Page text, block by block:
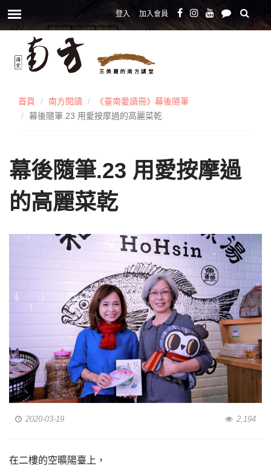
登入 加入會員
首頁 南方閱讀
《臺南愛讀冊》幕後隨筆
幕後隨筆.23 用愛按摩過的高麗菜乾
幕後隨筆.23 用愛按摩過
的高麗菜乾
2020-03-19 2,194
在二樓的空曠陽臺上，